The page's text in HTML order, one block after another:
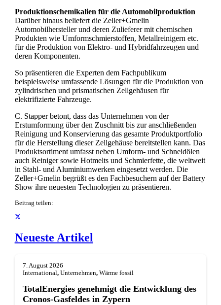
Produktionschemikalien für die Automobilproduktion
Darüber hinaus beliefert die Zeller+Gmelin
Automobilhersteller und deren Zulieferer mit chemischen
Produkten wie Umformschmierstoffen, Metallreinigern etc.
für die Produktion von Elektro- und Hybridfahrzeugen und
deren Komponenten.
So präsentieren die Experten dem Fachpublikum
beispielsweise umfassende Lösungen für die Produktion von
zylindrischen und prismatischen Zellgehäusen für
elektrifizierte Fahrzeuge.
C. Stapper betont, dass das Unternehmen von der
Erstumformung über den Zuschnitt bis zur anschließenden
Reinigung und Konservierung das gesamte Produktportfolio
für die Herstellung dieser Zellgehäuse bereitstellen kann. Das
Produktsortiment umfasst neben Umform- und Schneidölen
auch Reiniger sowie Hotmelts und Schmierfette, die weltweit
in Stahl- und Aluminiumwerken eingesetzt werden. Die
Zeller+Gmelin begrüßt es den Fachbesuchern auf der Battery
Show ihre neuesten Technologien zu präsentieren.
Beitrag teilen:
Neueste Artikel
7. August 2026
International, Unternehmen, Wärme fossil
TotalEnergies genehmigt die Entwicklung des
Cronos-Gasfeldes in Zypern